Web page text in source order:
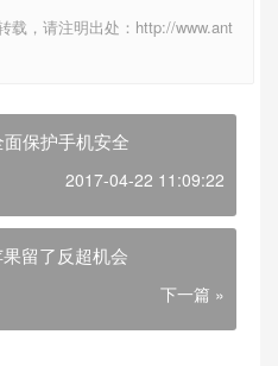
载，请注明出处：http://www.ant
保护手机安全
2017-04-22 11:09:22
留了反超机会
下一篇 »